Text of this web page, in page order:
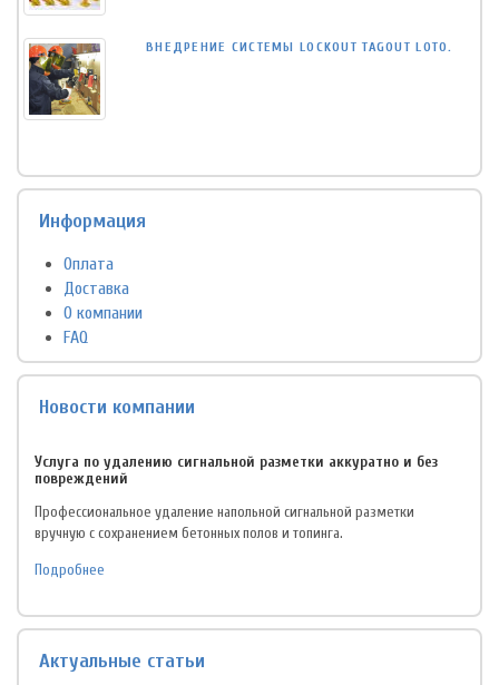
ВНЕДРЕНИЕ СИСТЕМЫ LOCKOUT TAGOUT LOTO.
Информация
Оплата
Доставка
О компании
FAQ
Новости компании
Услуга по удалению сигнальной разметки аккуратно и без
повреждений
Профессиональное удаление напольной сигнальной разметки
вручную с сохранением бетонных полов и топинга.
Подробнее
Актуальные статьи